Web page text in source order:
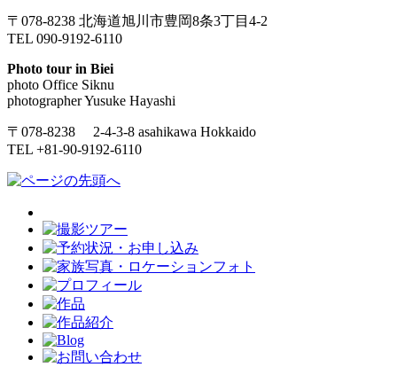
〒078-8238 北海道旭川市豊岡8条3丁目4-2
TEL 090-9192-6110
Photo tour in Biei
photo Office Siknu
photographer Yusuke Hayashi
〒078-8238 2-4-3-8 asahikawa Hokkaido
TEL +81-90-9192-6110